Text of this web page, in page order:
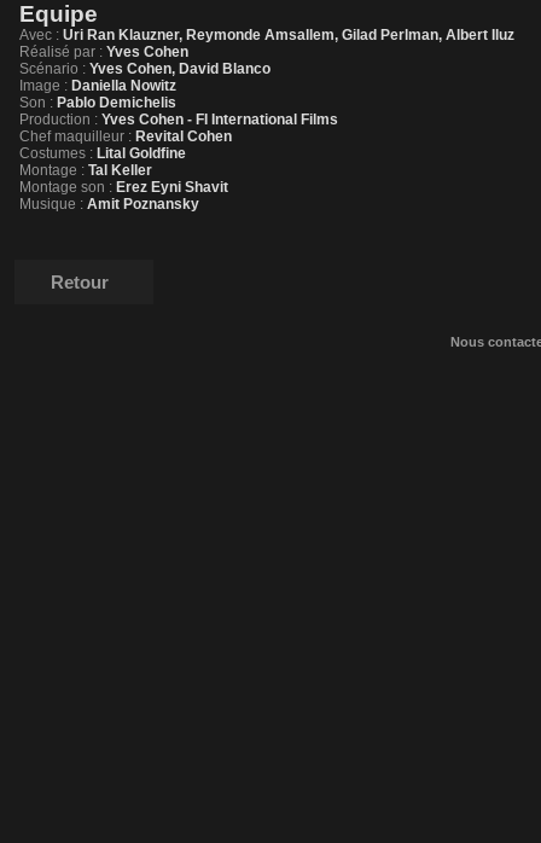
Equipe
Avec : Uri Ran Klauzner, Reymonde Amsallem, Gilad Perlman, Albert Iluz
Réalisé par : Yves Cohen
Scénario : Yves Cohen, David Blanco
Image : Daniella Nowitz
Son : Pablo Demichelis
Production : Yves Cohen - FI International Films
Chef maquilleur : Revital Cohen
Costumes : Lital Goldfine
Montage : Tal Keller
Montage son : Erez Eyni Shavit
Musique : Amit Poznansky
Retour
Nous